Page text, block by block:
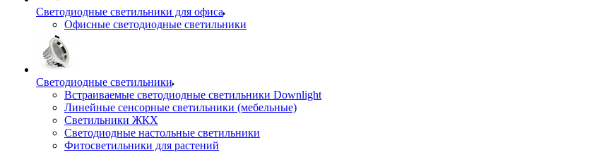
Светодиодные светильники для офиса
Офисные светодиодные светильники
Светодиодные светильники
Встраиваемые светодиодные светильники Downlight
Линейные сенсорные светильники (мебельные)
Светильники ЖКХ
Светодиодные настольные светильники
Фитосветильники для растений